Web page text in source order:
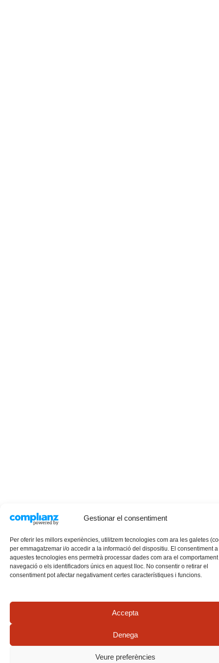
Gestionar el consentiment
Per oferir les millors experiències, utilitzem tecnologies com ara les galetes
per emmagatzemar i/o accedir a la informació del dispositiu. El consentiment a
aquestes tecnologies ens permetrà processar dades com ara el
navegació o els identificadors únics en aquest lloc. No consentir o retirar el
consentiment pot afectar negativament certes característiques i funcions.
Accepta
Denega
Veure preferències